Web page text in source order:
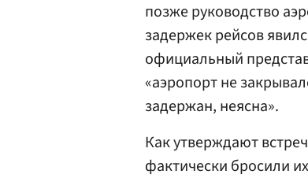
позже руководство
задержек рейсов
официальный
«аэропорт не
задержан, неясна».
Как утверждают
фактически бросили